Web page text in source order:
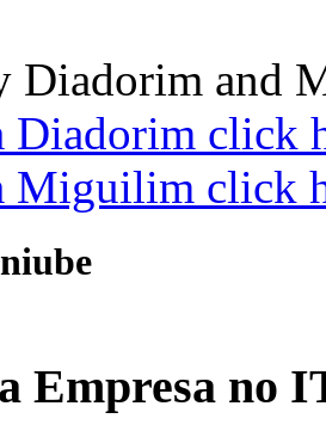
Diadorim and
Diadorim click
Miguilim click
Empresa no